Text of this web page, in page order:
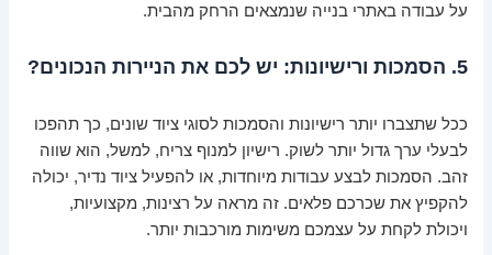
על עבודה באתרי בנייה שנמצאים הרחק מהבית.
5. הסמכות ורישיונות: יש לכם את הניירות הנכונים?
ככל שתצברו יותר רישיונות והסמכות לסוגי ציוד שונים, כך תהפכו
לבעלי ערך גדול יותר לשוק. רישיון למנוף צריח, למשל, הוא שווה
זהב. הסמכות לבצע עבודות מיוחדות, או להפעיל ציוד נדיר, יכולה
להקפיץ את שכרכם פלאים. זה מראה על רצינות, מקצועיות,
ויכולת לקחת על עצמכם משימות מורכבות יותר.